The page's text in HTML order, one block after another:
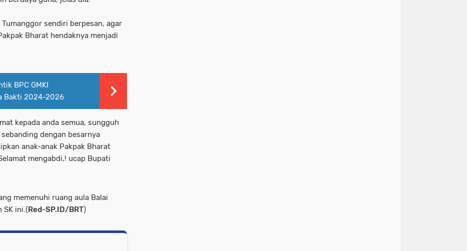
sendiri berpesan, agar
Bharat hendaknya menjadi
BPC GMKI
Bakti 2024-2026
kepada anda semua, sungguh
dengan besarnya
anak-anak Pakpak Bharat
mengabdi,! ucap Bupati
memenuhi ruang aula Balai
SK ini.(Red-SP.ID/BRT)